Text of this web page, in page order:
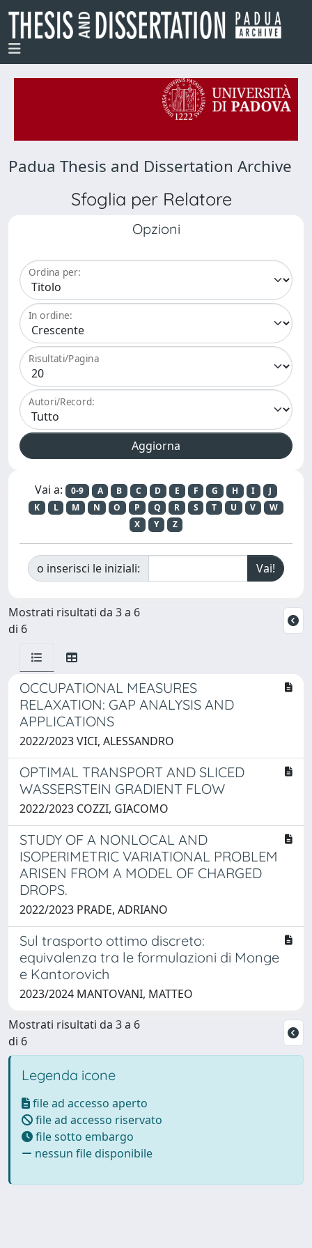
Padua Thesis and Dissertation Archive
Sfoglia per Relatore
Opzioni
Ordina per:
In ordine:
Risultati/Pagina
Autori/Record:
Vai a: 0-9 A B C D E F G H I
J
K
L M N O P Q R S T U V
W
X
Y Z
o inserisci le iniziali:
Mostrati risultati da 3 a 6
di 6
OCCUPATIONAL MEASURES
RELAXATION: GAP ANALYSIS AND
APPLICATIONS
2022/2023 VICI, ALESSANDRO
OPTIMAL TRANSPORT AND SLICED
WASSERSTEIN GRADIENT FLOW
2022/2023 COZZI, GIACOMO
STUDY OF A NONLOCAL AND
ISOPERIMETRIC VARIATIONAL PROBLEM
ARISEN FROM A MODEL OF CHARGED
DROPS.
2022/2023 PRADE, ADRIANO
Sul trasporto ottimo discreto:
equivalenza tra le formulazioni di Monge
e Kantorovich
2023/2024 MANTOVANI, MATTEO
Mostrati risultati da 3 a 6
di 6
Legenda icone
file ad accesso aperto
file ad accesso riservato
file sotto embargo
nessun file disponibile